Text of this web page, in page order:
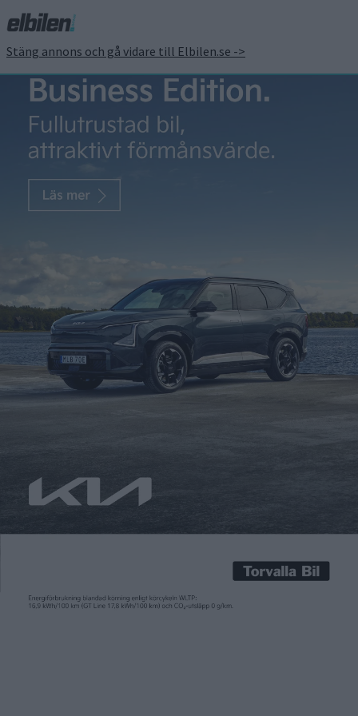
Stäng annons och gå vidare till Elbilen.se ->
Teslas planer med
robotaxi och Model 2
klarnar allt mer
Carl Undéhn
Enligt uppgifterna, som publicerades häromveckan av
nyhetsbyrån Reuters, skulle Tesla i stället fokusera på att
Teslas chef Elon Musk menade att det var det en ”lögn” att
Tesla skrotat planerna på en mindre och billigare modell.